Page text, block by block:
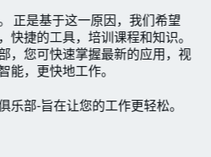
正是基于这一原因，我们希望
快捷的工具，培训课程和知识。
，您可快速掌握最新的应用，视
能，更快地工作。
乐部-旨在让您的工作更轻松。